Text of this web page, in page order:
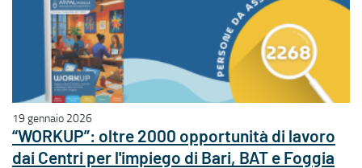
19 gennaio 2026
“WORKUP”: oltre 2000 opportunità di lavoro
dai Centri per l'impiego di Bari, BAT e Foggia